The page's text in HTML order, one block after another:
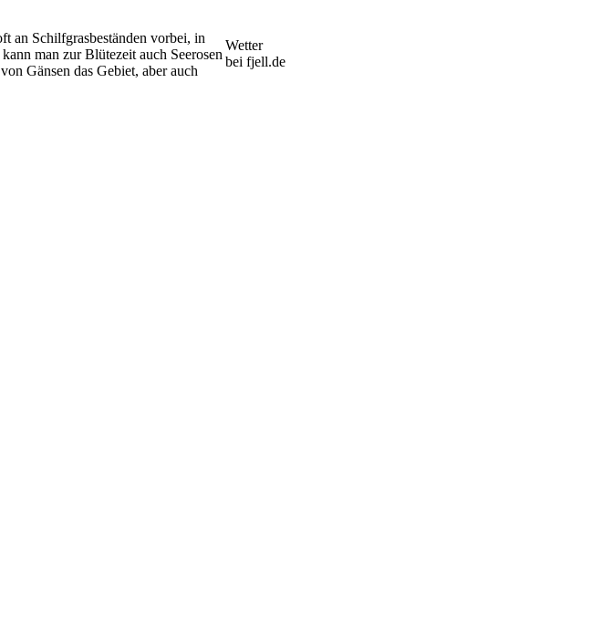
an Schilfgrasbeständen vorbei, in
man zur Blütezeit auch Seerosen
Gänsen das Gebiet, aber auch
Wetter
bei fjell.de